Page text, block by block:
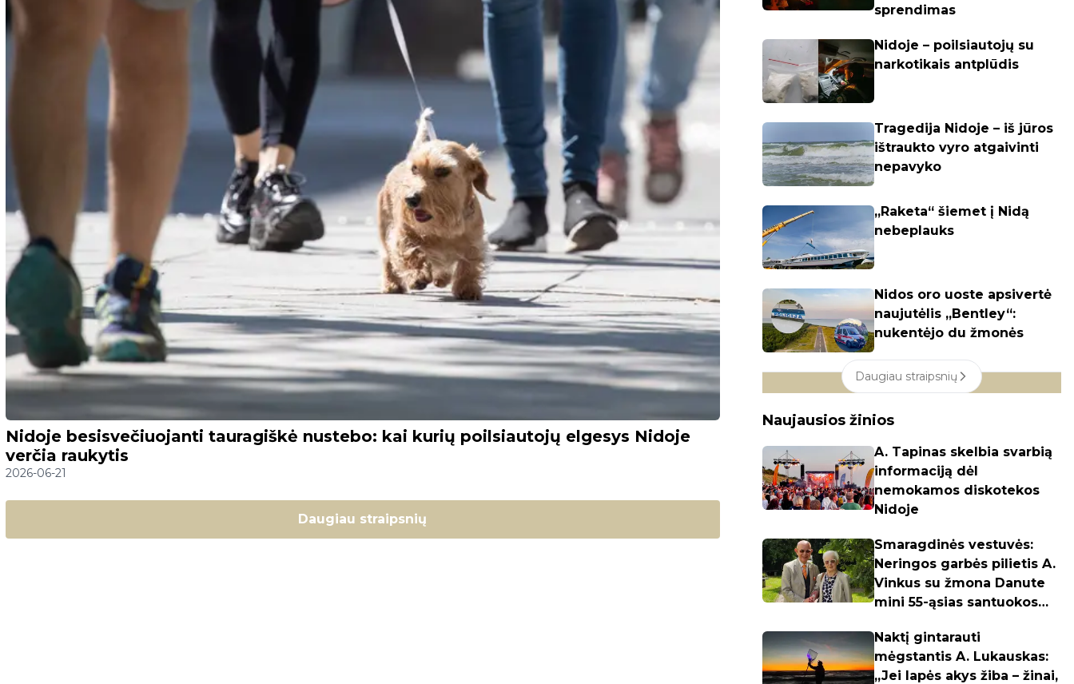
Nidoje besisvečiuojanti tauragiškė nustebo: kai kurių poilsiautojų elgesys Nidoje
verčia raukytis
2026-06-21
Daugiau straipsnių
sprendimas
Nidoje – poilsiautojų su
narkotikais antplūdis
Tragedija Nidoje – iš jūros
ištraukto vyro atgaivinti
nepavyko
„Raketa“ šiemet į Nidą
nebeplauks
Nidos oro uoste apsivertė
naujutėlis „Bentley“:
nukentėjo du žmonės
Daugiau straipsnių
Naujausios žinios
A. Tapinas skelbia svarbią
informaciją dėl
nemokamos diskotekos
Nidoje
Smaragdinės vestuvės:
Neringos garbės pilietis A.
Vinkus su žmona Danute
mini 55-ąsias santuokos
Naktį gintarauti
mėgstantis A. Lukauskas:
„Jei lapės akys žiba – žinai,